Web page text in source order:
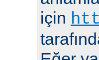
için